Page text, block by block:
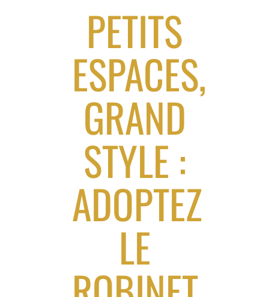
PETITS
ESPACES,
GRAND
STYLE :
ADOPTEZ
LE